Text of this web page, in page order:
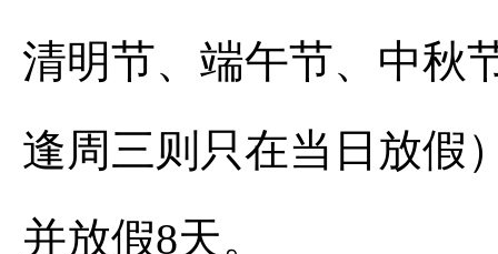
清明节、端午节、中秋
逢周三则只在当日放假
并放假8天。